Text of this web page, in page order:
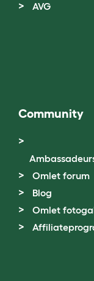
AVG
Community
Omlet forum
Blog
Omlet